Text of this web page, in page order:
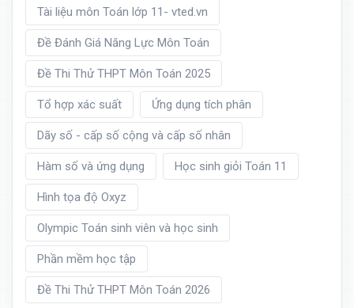
Tài liệu môn Toán lớp 11- vted.vn
Đề Đánh Giá Năng Lực Môn Toán
Đề Thi Thử THPT Môn Toán 2025
Tổ hợp xác suất Ứng dụng tích phân
Dãy số - cấp số cộng và cấp số nhân
Hàm số và ứng dụng Học sinh giỏi Toán 11
Hình tọa độ Oxyz
Olympic Toán sinh viên và học sinh
Phần mềm học tập
Đề Thi Thử THPT Môn Toán 2026